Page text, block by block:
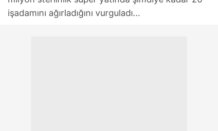
işadamını ağırladığını vurguladı...